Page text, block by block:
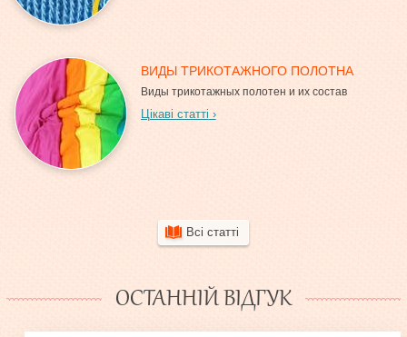
ВИДЫ ТРИКОТАЖНОГО ПОЛОТНА
Виды трикотажных полотен и их состав
Цікаві статті
Всі статті
ОСТАННІЙ ВІДГУК